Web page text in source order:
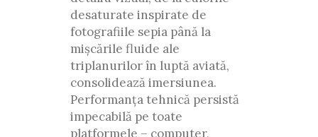
desaturate inspirate de
fotografiile sepia până la
mișcările fluide ale
triplanurilor în luptă aviată,
consolidează imersiunea.
Performanța tehnică persistă
impecabilă pe toate
platformele – computer,